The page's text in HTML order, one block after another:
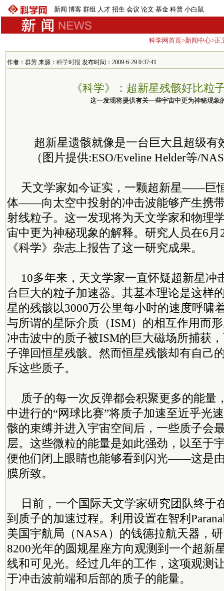
新闻 博客 群组 人才 招生 会议 论文 基金 科普 小白鼠
科学网首页>新闻中心>正
作者：群芳 来源： 科学时报 发布时间：2009-6-29 0:37:41
《科学》：超新星残骸好比粒
这一发现将提供有关一些宇宙中更为神秘现象
超新星遗骸就像是一台巨大且超级有
（图片提供:ESO/Eveline Helder等/
天文学家如今证实，一颗超新星——巨
体——向太空中投射的冲击波能够产生携
射线粒子。这一发现将为天文学家和物理
宙中更为神秘现象的解释。研究人员在6月
《科学》杂志上报告了这一研究成果。
10多年来，天文学家一直怀疑超新星冲
台巨大的粒子加速器。其基本理论是这样
星的残骸以3000万公里每小时的速度呼啸
与所谓的星际介质（ISM）的相互作用而
冲击波中的质子被ISM的巨大磁场所捕获
子弹回恒星残骸。然而恒星残骸却有自己
斥这些质子。
质子的每一次反弹都会积聚更多的能量
中进行的“网球比赛”将质子加速至近乎光
骸的束缚并进入宇宙空间后，一些质子会
层。这些微粒的能量是如此强劲，以至于
便他们闭上眼睛也能够看到闪光——这是
膜所致。
日前，一个国际天文学家研究团队终于
到质子的加速过程。利用设置在智利
美国宇航局（NASA）的钱德拉航天器，
8200光年的圆规星座方向观测到一个超新
线和可见光。经过几年的工作，这项观测
于冲击波前端和后部的质子的能量。